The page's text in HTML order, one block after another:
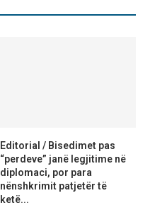
Editorial / Bisedimet pas
“perdeve” janë legjitime në
diplomaci, por para
nënshkrimit patjetër të
ketë...